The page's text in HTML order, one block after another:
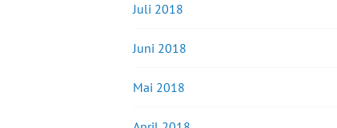
Juli 2018
Juni 2018
Mai 2018